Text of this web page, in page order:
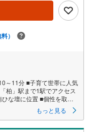
）
～11分 ■子育て世帯に人気
柏」駅まで1駅でアクセス
な壇に位置 ■個性を取り
るこだわりのインテリア
もっと見る